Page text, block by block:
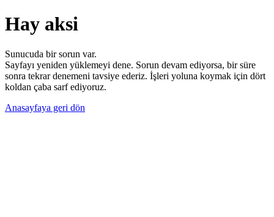
Hay aksi
Sunucuda bir sorun var.
Sayfayı yeniden yüklemeyi dene. Sorun devam ediyorsa, bir süre
sonra tekrar denemeni tavsiye ederiz. İşleri yoluna koymak için dört
koldan çaba sarf ediyoruz.
Anasayfaya geri dön